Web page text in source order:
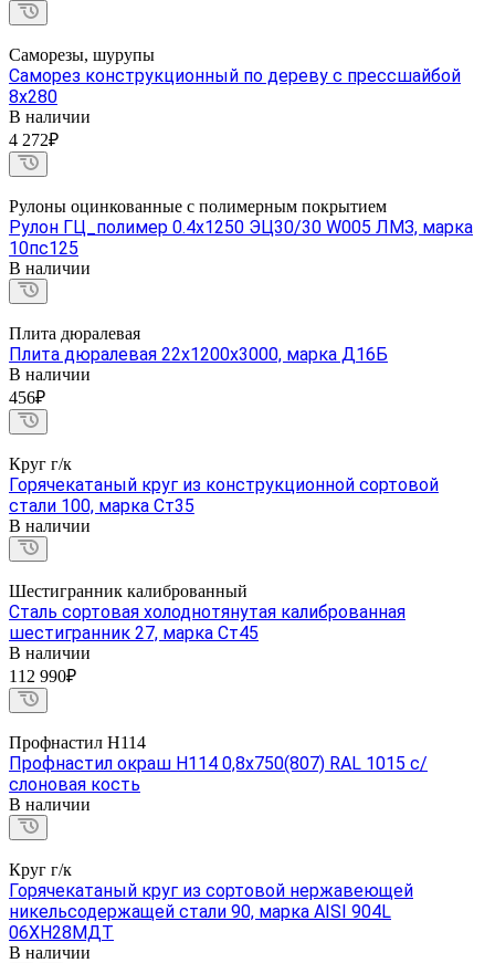
Саморезы, шурупы
Саморез конструкционный по дереву с прессшайбой
8х280
В наличии
4 272₽
Рулоны оцинкованные с полимерным покрытием
Рулон ГЦ_полимер 0.4х1250 ЭЦ30/30 W005 ЛМЗ, марка
10пс125
В наличии
Плита дюралевая
Плита дюралевая 22х1200х3000, марка Д16Б
В наличии
456₽
Круг г/к
Горячекатаный круг из конструкционной сортовой
стали 100, марка Ст35
В наличии
Шестигранник калиброванный
Сталь сортовая холоднотянутая калиброванная
шестигранник 27, марка Ст45
В наличии
112 990₽
Профнастил Н114
Профнастил окраш Н114 0,8х750(807) RAL 1015 с/
слоновая кость
В наличии
Круг г/к
Горячекатаный круг из сортовой нержавеющей
никельсодержащей стали 90, марка AISI 904L
06ХН28МДТ
В наличии